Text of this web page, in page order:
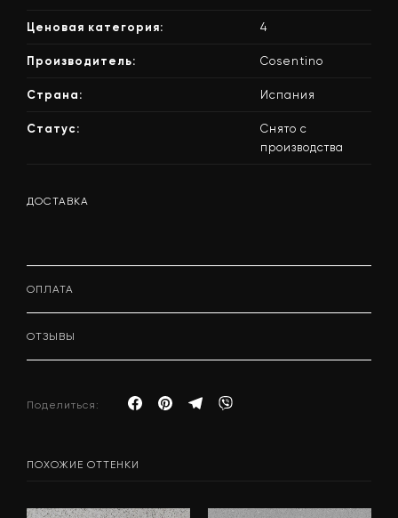
Ценовая категория: 4
Производитель: Cosentino
Страна: Испания
Статус:
Снято с
производства
ДОСТАВКА
ОПЛАТА
ОТЗЫВЫ
Поделиться:
ПОХОЖИЕ ОТТЕНКИ